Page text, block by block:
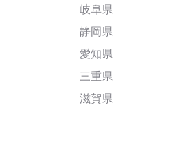
岐阜県
静岡県
愛知県
三重県
滋賀県